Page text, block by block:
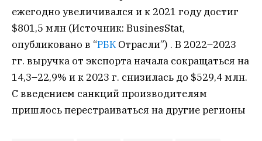
ежегодно увеличивался и к 2021 году достиг
$801,5 млн (Источник: BusinesStat,
опубликовано в “РБК Отрасли”) . В 2022–2023
гг. выручка от экспорта начала сокращаться на
14,3–22,9% и к 2023 г. снизилась до $529,4 млн.
С введением санкций производителям
пришлось перестраиваться на другие регионы